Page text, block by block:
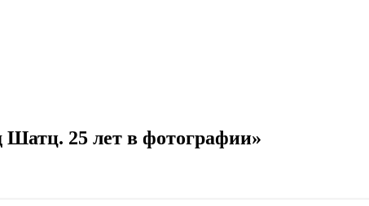
25 лет в фотографии»